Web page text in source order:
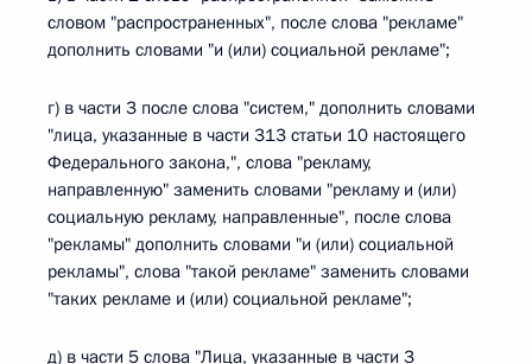
словом "распространенных", после слова "рекламе"
дополнить словами "и (или) социальной рекламе";
г) в части 3 после слова "систем," дополнить словами
"лица, указанные в части 313 статьи 10 настоящего
Федерального закона,", слова "рекламу,
направленную" заменить словами "рекламу и (или)
социальную рекламу, направленные", после слова
"рекламы" дополнить словами "и (или) социальной
рекламы", слова "такой рекламе" заменить словами
"таких рекламе и (или) социальной рекламе";
д) в части 5 слова "Лица, указанные в части 3